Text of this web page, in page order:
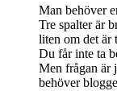
Man behöver
Tre spalter är
liten om det är
Du får inte ta
Men frågan är
behöver